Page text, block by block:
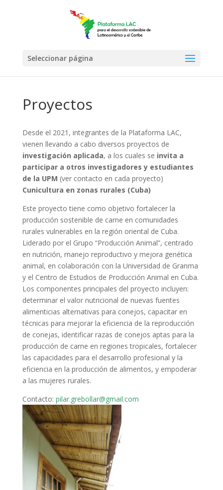
Seleccionar página
Proyectos
Desde el 2021, integrantes de la Plataforma LAC,
vienen llevando a cabo diversos proyectos de
investigación aplicada, a los cuales se invita a
participar a otros investigadores y estudiantes
de la UPM (ver contacto en cada proyecto)
Cunicultura en zonas rurales (Cuba)
Este proyecto tiene como objetivo fortalecer la
producción sostenible de carne en comunidades
rurales vulnerables en la región oriental de Cuba.
Liderado por el Grupo “Producción Animal”, centrado
en nutrición, manejo reproductivo y mejora genética
animal, en colaboración con la Universidad de Granma
y el Centro de Estudios de Producción Animal en Cuba.
Los componentes principales del proyecto incluyen:
determinar el valor nutricional de nuevas fuentes
alimenticias alternativas para conejos, capacitar en
técnicas para mejorar la eficiencia de la reproducción
de conejas, identificar razas de conejos aptas para la
producción de carne en regiones tropicales, fortalecer
las capacidades para el desarrollo profesional y la
eficiencia en la producción de alimentos, y empoderar
a las mujeres rurales.
Contacto: pilar.grebollar@gmail.com